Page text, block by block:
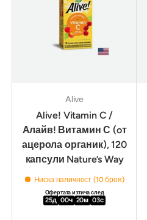
Alive
Alive! Vitamin C /
Алайв! Витамин С (oт
ацерола органик), 120
капсули Nature’s Way
Ниска наличност (10 броя)
Офертата изтича след
25д 00ч 20м 02с